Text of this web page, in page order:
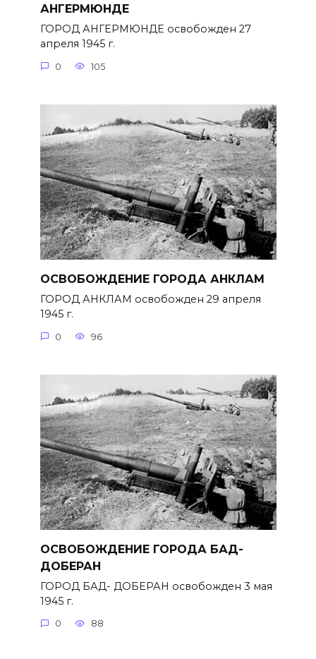
АНГЕРМЮНДЕ
ГОРОД АНГЕРМЮНДЕ освобожден 27
апреля 1945 г.
0 105
ОСВОБОЖДЕНИЕ ГОРОДА АНКЛАМ
ГОРОД АНКЛАМ освобожден 29 апреля
1945 г.
0 96
ОСВОБОЖДЕНИЕ ГОРОДА БАД-
ДОБЕРАН
ГОРОД БАД- ДОБЕРАН освобожден 3 мая
1945 г.
0 88